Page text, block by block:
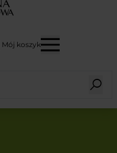
Mój koszyk